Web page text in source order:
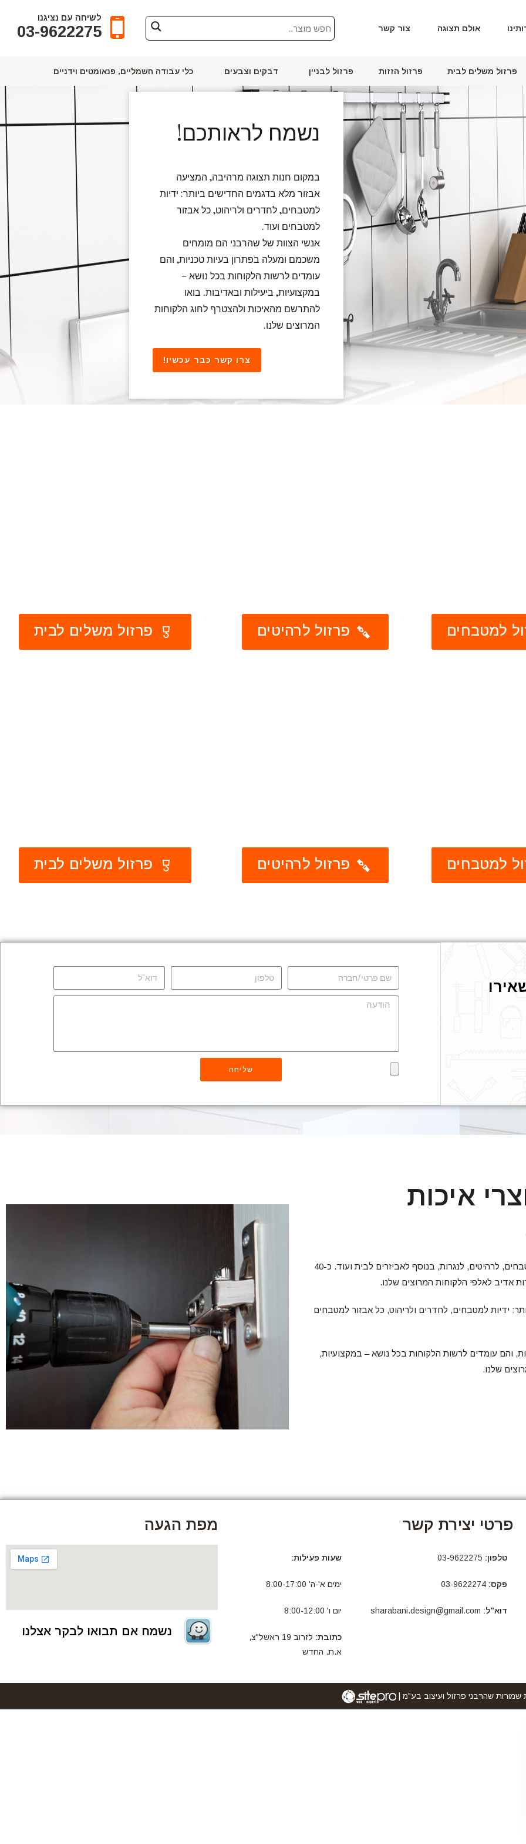
אולם תצוגה צור קשר
לשיחה עם נציגנו
03-9622275
פרזול משלים לבית פרזול הזזות פרזול לבניין דבקים וצבעים כלי עבודה חשמליים, פנאומטים וידניים
נשמח לראותכם!
במקום חנות תצוגה מרהיבה, המציעה
אבזור מלא בדגמים החדישים ביותר: ידיות
למטבחים, לחדרים ולריהוט, כל אבזור
למטבחים ועוד.
אנשי הצוות של שהרבני הם מומחים
משכמם ומעלה בפתרון בעיות טכניות, והם
עומדים לרשות הלקוחות בכל נושא –
במקצועיות, ביעילות ובאדיבות. בואו
להתרשם מהאיכות ולהצטרף לחוג הלקוחות
המרוצים שלנו.
צרו קשר כבר עכשיו!
למטבחים פרזול לרהיטים פרזול משלים לבית
למטבחים פרזול לרהיטים פרזול משלים לבית
שליחה
איכות
שהרבני פרזול ועיצוב בע"מ מייבאת ומשווקת מוצרי פרזול איכותיים למטבחים, לרהיטים, לנגרות, בנוסף לאביזרים לבית ועוד. כ-40
אדיב לאלפי הלקוחות המרוצים שלנו.
ידיות למטבחים, לחדרים ולריהוט, כל אבזור למטבחים
והם עומדים לרשות הלקוחות בכל נושא – במקצועיות,
שלנו.
פרטי יצירת קשר
טלפון: 03-9622275
פקס: 03-9622274
דוא"ל: sharabani.design@gmail.com
שעות פעילות:
ימים א'-ה' 8:00-17:00
יום ו' 8:00-12:00
כתובת:
לזרוב 19 ראשל"צ,
א.ת. החדש
מפת הגעה
נשמח אם תבואו לבקר אצלנו
שמורות שהרבני פרזול ועיצוב בע"מ |